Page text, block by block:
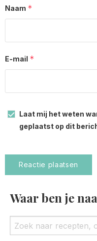
Naam *
E-mail *
Laat mij het weten
geplaatst op dit
Waar ben je